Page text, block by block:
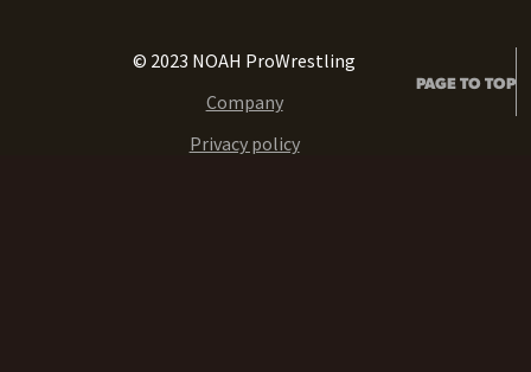
© 2023 NOAH ProWrestling
Company
Privacy policy
PAGE TO TOP